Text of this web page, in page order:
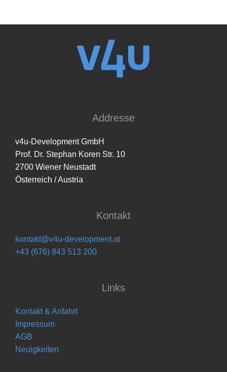
Addresse
v4u-Development GmbH
Prof. Dr. Stephan Koren Str. 10
2700 Wiener Neustadt
Österreich / Austria
Kontakt
kontakt@v4u-development.at
+43 (676) 843 513 200
Links
Kontakt & Anfahrt
Impressum
AGB
Neuigkeiten